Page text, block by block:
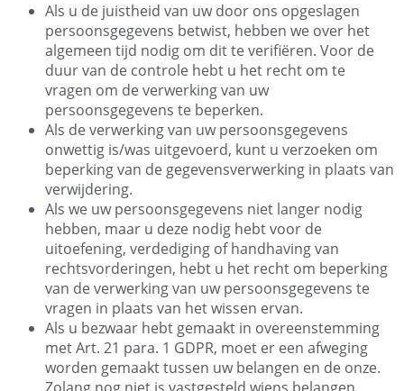
Als u de juistheid van uw door ons opgeslagen
persoonsgegevens betwist, hebben we over het
algemeen tijd nodig om dit te verifiëren. Voor de
duur van de controle hebt u het recht om te
vragen om de verwerking van uw
persoonsgegevens te beperken.
Als de verwerking van uw persoonsgegevens
onwettig is/was uitgevoerd, kunt u verzoeken om
beperking van de gegevensverwerking in plaats van
verwijdering.
Als we uw persoonsgegevens niet langer nodig
hebben, maar u deze nodig hebt voor de
uitoefening, verdediging of handhaving van
rechtsvorderingen, hebt u het recht om beperking
van de verwerking van uw persoonsgegevens te
vragen in plaats van het wissen ervan.
Als u bezwaar hebt gemaakt in overeenstemming
met Art. 21 para. 1 GDPR, moet er een afweging
worden gemaakt tussen uw belangen en de onze.